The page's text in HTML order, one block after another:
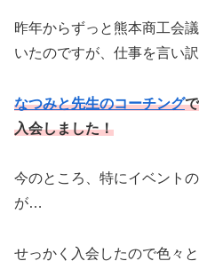
昨年からずっと熊本商工会
いたのですが、仕事を言い
なつみと先生のコーチング
入会しました！
今のところ、特にイベント
が…
せっかく入会したので色々